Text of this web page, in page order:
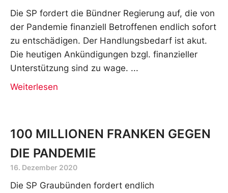
Die SP fordert die Bündner Regierung auf, die von
der Pandemie finanziell Betroffenen endlich sofort
zu entschädigen. Der Handlungsbedarf ist akut.
Die heutigen Ankündigungen bzgl. finanzieller
Unterstützung sind zu wage.
Weiterlesen
100 MILLIONEN FRANKEN GEGEN
DIE PANDEMIE
16. Dezember 2020
Die SP Graubünden fordert endlich